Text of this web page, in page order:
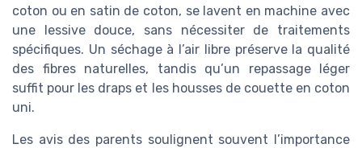
coton ou en satin de coton, se lavent en machine avec
une lessive douce, sans nécessiter de traitements
spécifiques. Un séchage à l’air libre préserve la qualité
des fibres naturelles, tandis qu’un repassage léger
suffit pour les draps et les housses de couette en coton
uni.
Les avis des parents soulignent souvent l’importance